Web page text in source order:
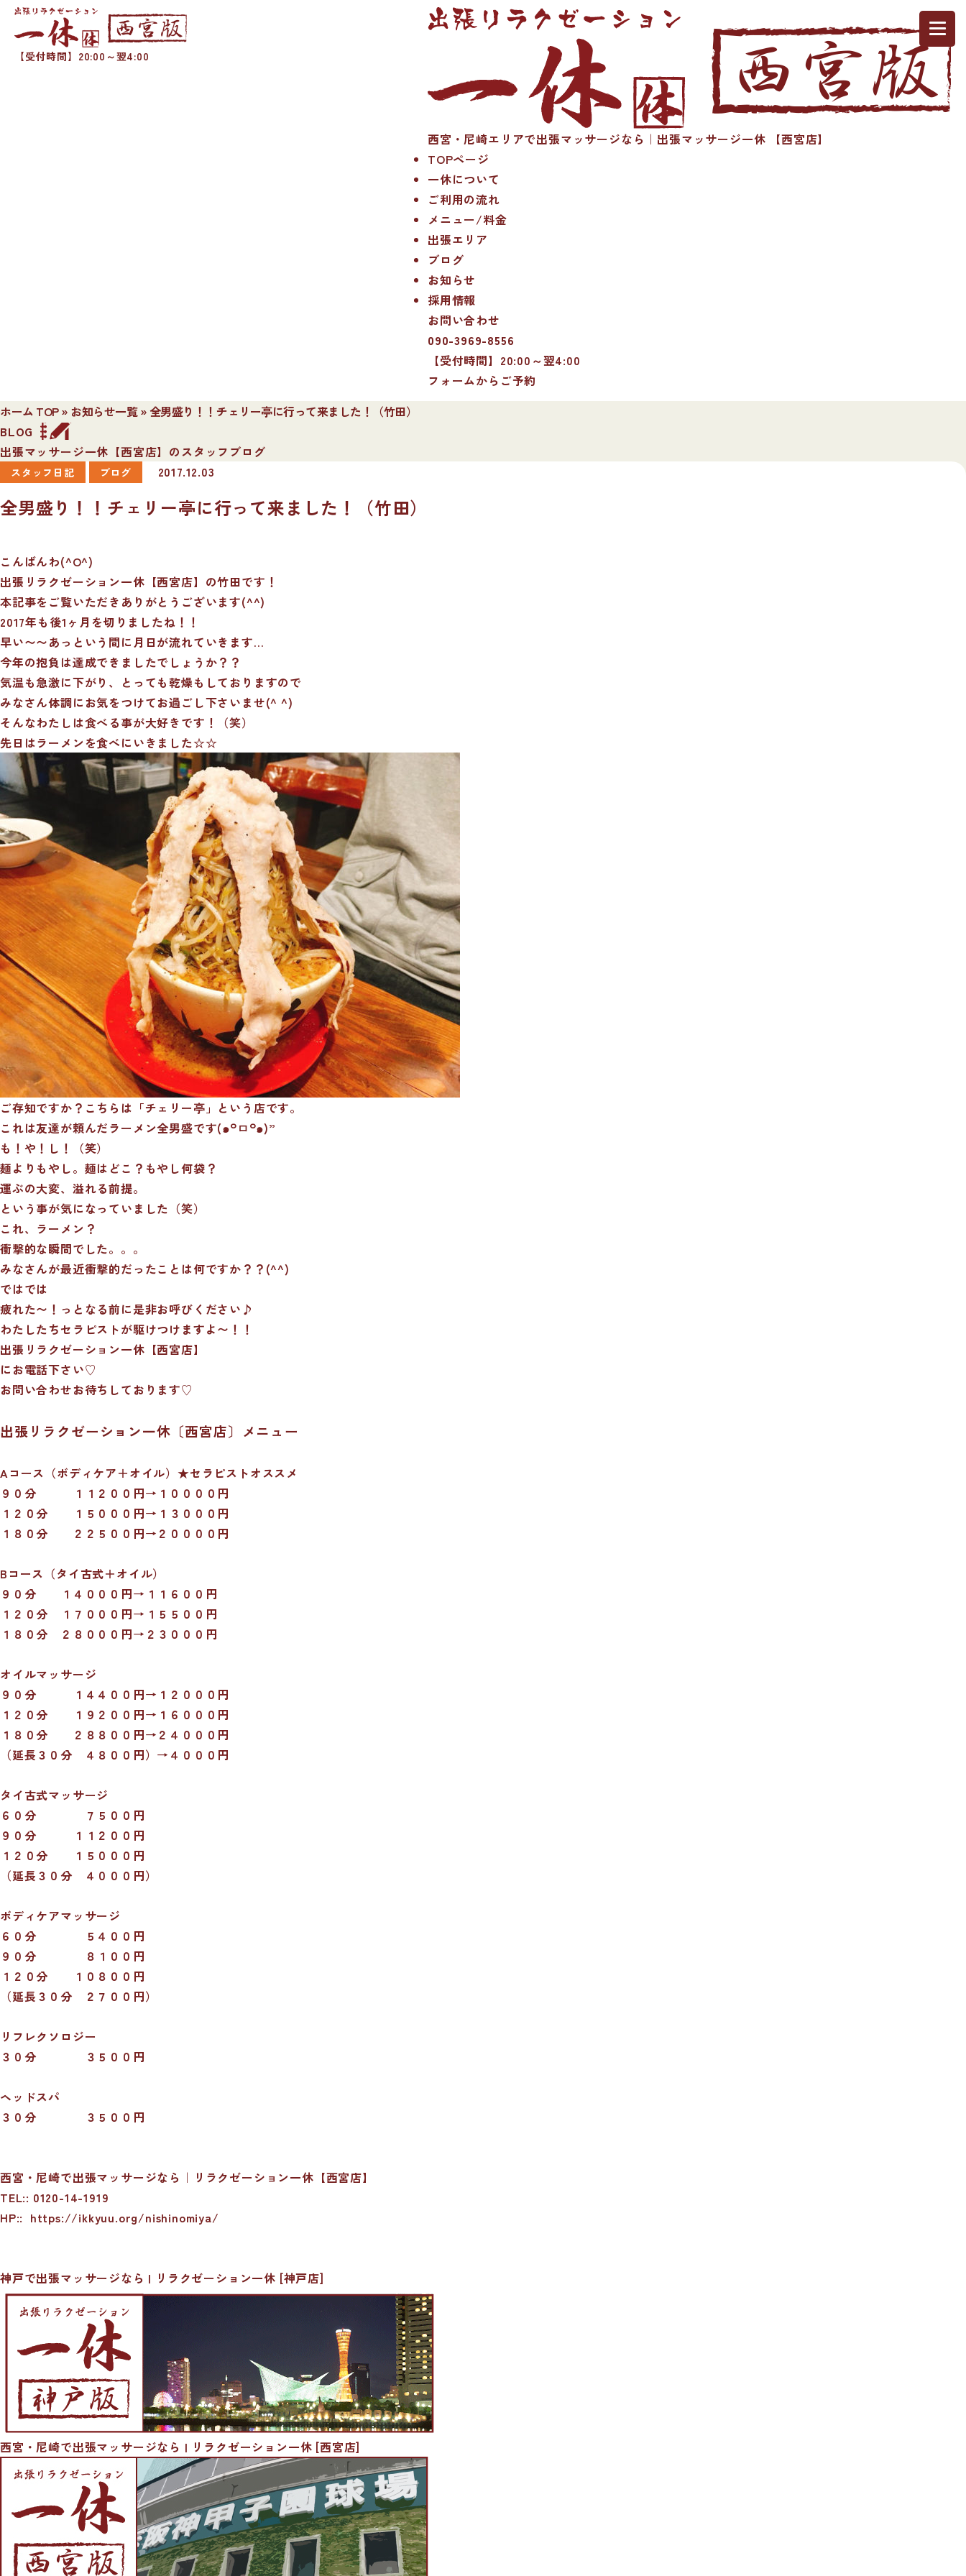
【受付時間】20:00～翌4:00
西宮・尼崎エリアで出張マッサージなら｜出張マッサージ一休 【西宮店】
TOPページ
一休について
ご利用の流れ
メニュー/料金
出張エリア
ブログ
お知らせ
採用情報
お問い合わせ
090-3969-8556
【受付時間】20:00～翌4:00
フォームからご予約
ホーム TOP» お知らせ一覧»全男盛り！！チェリー亭に行って来ました！（竹田）
BLOG
出張マッサージ一休【西宮店】のスタッフブログ
スタッフ日記 ブログ 2017.12.03
全男盛り！！チェリー亭に行って来ました！（竹田）
こんばんわ(^O^)
出張リラクゼーション一休【西宮店】の竹田です！
本記事をご覧いただきありがとうございます(^^)
2017年も後1ヶ月を切りましたね！！
早い〜〜あっという間に月日が流れていきます…
今年の抱負は達成できましたでしょうか？？
気温も急激に下がり、とっても乾燥もしておりますので
みなさん体調にお気をつけてお過ごし下さいませ(^ ^)
そんなわたしは食べる事が大好きです！（笑）
先日はラーメンを食べにいきました☆☆
ご存知ですか？こちらは「チェリー亭」という店です。
これは友達が頼んだラーメン全男盛です(๑꒪ㅁ꒪๑)”
も！や！し！（笑）
麺よりもやし。麺はどこ？もやし何袋？
運ぶの大変、溢れる前提。
という事が気になっていました（笑）
これ、ラーメン？
衝撃的な瞬間でした。。。
みなさんが最近衝撃的だったことは何ですか？？(^^)
ではでは
疲れた〜！っとなる前に是非お呼びください♪
わたしたちセラピストが駆けつけますよ〜！！
出張リラクゼーション一休【西宮店】
にお電話下さい♡
お問い合わせお待ちしております♡
出張リラクゼーション一休〔西宮店〕メニュー
Aコース（ボディケア＋オイル）★セラピストオススメ
９０分 １１２００円→１００００円
１２０分 １５０００円→１３０００円
１８０分 ２２５００円→２００００円
B コース（タイ古式＋オイル）
９０分 １４０００円→１１６００円
１２０分 １７０００円→１５５００円
１８０分 ２８０００円→２３０００円
オイルマッサージ
９０分 １４４００円→ １２０００円
１２０分 １９２００円→ １６０００円
１８０分 ２８８００円→２４０００円
（延長３０分 ４８００円）→４０００円
タイ古式マッサージ
６０分 ７５００円
９０分 １１２００円
１２０分 １５０００円
（延長３０分 ４０００円）
ボディケアマッサージ
６０分 ５４００円
９０分 ８１００円
１２０分 １０８００円
（延長３０分 ２７００円）
リフレクソロジー
３０分 ３５００円
ヘッドスパ
３０分 ３５００円
西宮・尼崎で出張マッサージなら｜リラクゼーション一休【西宮店】
TEL:: 0120-14-1919
HP:: https://ikkyuu.org/nishinomiya/
神戸で出張マッサージなら | リラクゼーション一休 [神戸店]
西宮・尼崎で出張マッサージなら | リラクゼーション一休 [西宮店]